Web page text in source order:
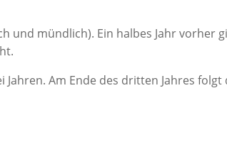
und mündlich). Ein halbes Jahr vorher
Am Ende des dritten Jahres